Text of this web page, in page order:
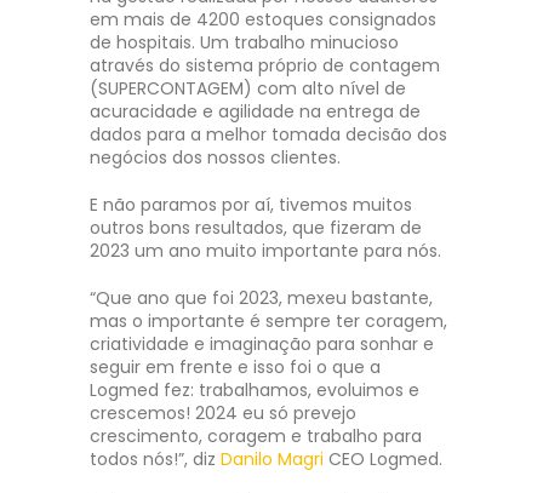
em mais de 4200 estoques consignados
de hospitais. Um trabalho minucioso
através do sistema próprio de contagem
(SUPERCONTAGEM) com alto nível de
acuracidade e agilidade na entrega de
dados para a melhor tomada decisão dos
negócios dos nossos clientes.
E não paramos por aí, tivemos muitos
outros bons resultados, que fizeram de
2023 um ano muito importante para nós.
“Que ano que foi 2023, mexeu bastante,
mas o importante é sempre ter coragem,
criatividade e imaginação para sonhar e
seguir em frente e isso foi o que a
Logmed fez: trabalhamos, evoluimos e
crescemos! 2024 eu só prevejo
crescimento, coragem e trabalho para
todos nós!”, diz Danilo Magri CEO Logmed.